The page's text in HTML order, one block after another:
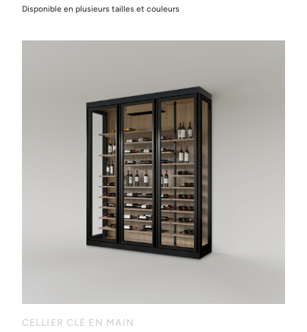
Disponible en plusieurs tailles et couleurs
CELLIER CLÉ EN MAIN